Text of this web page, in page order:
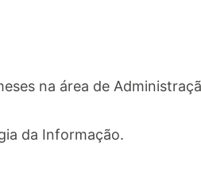
na área de
da Informação.